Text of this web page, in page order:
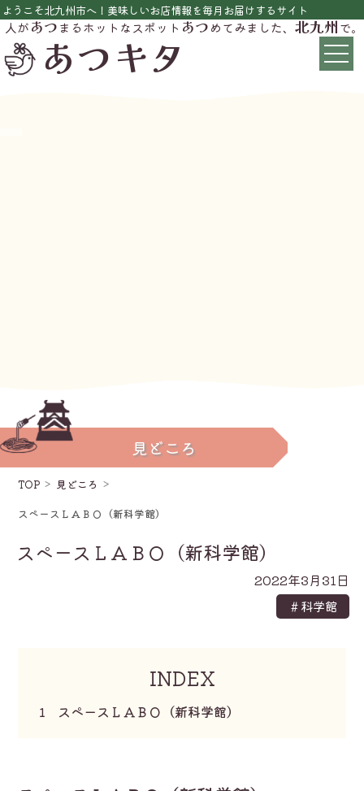
ようこそ北九州市へ！美味しいお店情報を毎月お届けするサイト
人があつまるホットなスポットあつめてみました、 北九州で。
あつキタ
見どころ
TOP
見どころ
スペースＬＡＢＯ（新科学館）
スペースＬＡＢＯ（新科学館）
2022年3月31日
＃科学館
INDEX
1 スペースＬＡＢＯ（新科学館）